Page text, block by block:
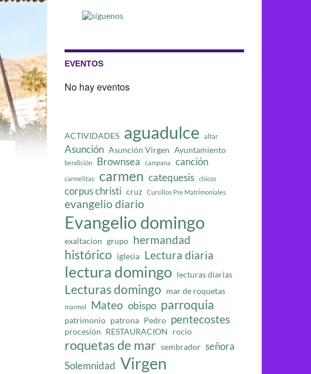
EVENTOS
No hay eventos
ACTIVIDADES aguadulce altar
Asunción Asunción Virgen Ayuntamiento
bendición Brownsea campana canción
carmelitas carmen catequesis chicos
corpus christi cruz Cursillos Pre Matrimoniales
evangelio diario
Evangelio domingo
exaltacion grupo hermandad
histórico iglesia Lectura diaria
lectura domingo lecturas diarias
Lecturas domingo mar de roquetas
marmol Mateo obispo parroquia
patrimonio patrona Pedro pentecostes
procesión RESTAURACION rocio
roquetas de mar sembrador señora
Solemnidad Virgen